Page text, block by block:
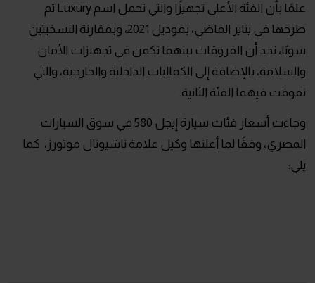
علمًا بأن الفئة الأعلى تجهيزًا والتي تحمل اسم Luxury تم
طرحها في يناير الماضي، بموديل 2021، وبمقارنة النسخيتين
سويًا، نجد أن الفروقات بينهما تكمن في تجهيزات الأمان
والسلامة، بالإضافة إلى الكماليات الداخلية والخارجية، والتي
تفوقت فيهما الفئة الثانية.
وجاءت أسعار فئات سيارة إيجل 580 في سوق السيارات
المصري، وفقًا لما أعلنها وكيل علامة ناشيونال موتورز، كما
يلي: